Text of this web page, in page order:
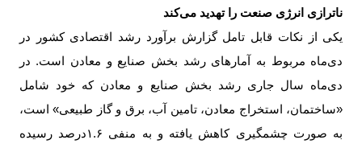
ناترازی انرژی صنعت را تهدید می‌کند
یکی از نکات قابل تامل گزارش برآورد رشد اقتصادی کشور در
دی‌ماه مربوط به آمارهای رشد بخش صنایع و معادن است. در
دی‌‌ماه سال جاری رشد بخش صنایع و معادن که خود شامل
«ساختمان، استخراج معادن، تامین آب، برق و گاز طبیعی» است،
به صورت چشمگیری کاهش یافته و به منفی ۱.۶درصد رسیده